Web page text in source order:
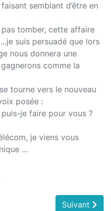
semblant d’être en
tomber, cette affaire
suis persuadé que lors
nous donnera une
comme la
tourne vers le nouveau
posée :
je faire pour vous ?
je viens vous
...
Suivant